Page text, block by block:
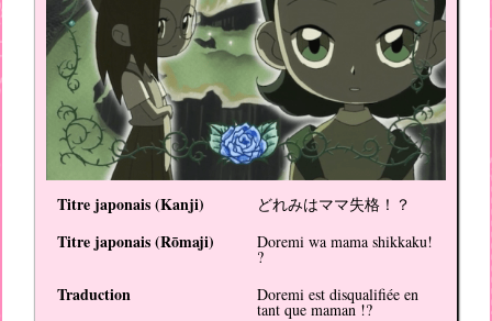
Titre japonais (Kanji) どれみはママ失格！？
Titre japonais (Rōmaji) Doremi wa mama shikkaku!
?
Traduction Doremi est disqualifiée en
tant que maman !?